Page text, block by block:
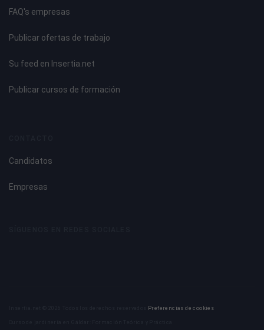
FAQ's empresas
Publicar ofertas de trabajo
Su feed en Insertia.net
Publicar cursos de formación
Candidatos
Empresas
Preferencias de cookies